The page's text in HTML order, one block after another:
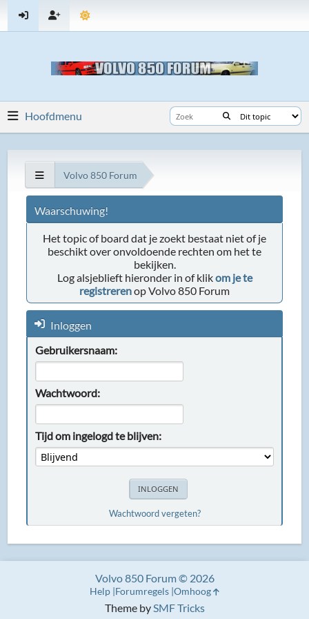
Hoofdmenu
Volvo 850 Forum
Waarschuwing!
Het topic of board dat je zoekt bestaat niet of je
beschikt over onvoldoende rechten om het te
bekijken.
Log alsjeblieft hieronder in of klikom je te
registrerenop Volvo 850 Forum
Inloggen
Gebruikersnaam:
Wachtwoord:
Tijd om ingelogd te blijven:
Wachtwoord vergeten?
Theme bySMF Tricks
Volvo 850 Forum © 2026
Help Forumregels Omhoog